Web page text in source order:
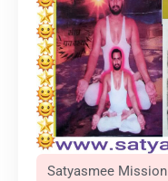
Satyasmee Mission